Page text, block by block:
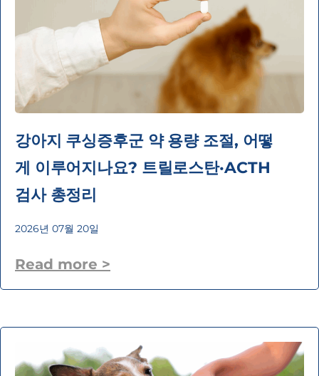
강아지 쿠싱증후군 약 용량 조절, 어떻
게 이루어지나요? 트릴로스탄·ACTH
검사 총정리
2026년 07월 20일
Read more >